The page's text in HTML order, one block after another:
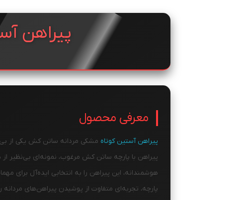
پیراهن
معرفی محصول
پیراهن آستین کوتاه مشکی مردانه ساتن کش یکی از
پیراهن با پارچه ساتن کش مرغوب، نمونه‌ای
هوشمندانه، این پیراهن را به انتخابی ایده‌آل
پارچه، تجربه‌ای متفاوت از پوشیدن پیراهن‌های مردانه